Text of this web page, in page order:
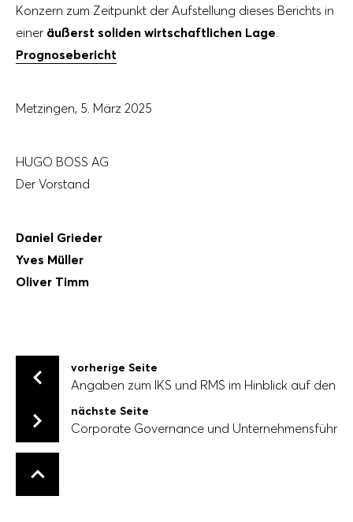
Konzern zum Zeitpunkt der Aufstellung dieses Berichts in
einer äußerst soliden wirtschaftlichen Lage.
Prognosebericht
Metzingen, 5. März 2025
HUGO BOSS AG
Der Vorstand
Daniel Grieder
Yves Müller
Oliver Timm
Angaben zum IKS und RMS im Hinblick auf den
vorherige Seite
Angaben zum IKS und RMS im Hinblick auf den
Corporate Governance und Unternehmensführung
nächste Seite
Corporate Governance und
Zurück nach oben